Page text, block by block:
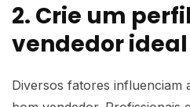
2. Crie um
vendedor ideal
Diversos fatores influenciam